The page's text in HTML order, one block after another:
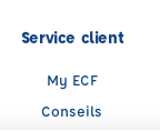
Service client
My ECF
Conseils